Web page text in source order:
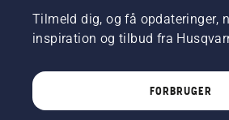
Tilmeld dig, og få opdateringer,
inspiration og tilbud fra
FORBRUGER